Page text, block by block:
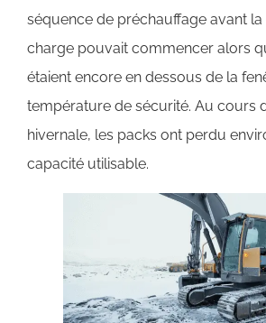
séquence de préchauffage avant la
charge pouvait commencer alors
étaient encore en dessous de la
température de sécurité. Au cours
hivernale, les packs ont perdu
capacité utilisable.